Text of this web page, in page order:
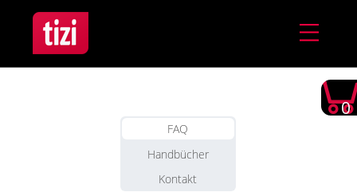
0
FAQ
Handbücher
Kontakt